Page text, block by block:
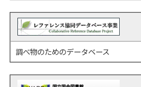
調べ物のためのデータベース